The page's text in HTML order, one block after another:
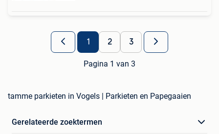
1 2 3
Pagina 1 van 3
tamme parkieten in Vogels | Parkieten en Papegaaien
Gerelateerde zoektermen